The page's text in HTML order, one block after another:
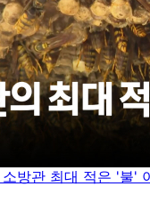
방관 최대 적은 '불'